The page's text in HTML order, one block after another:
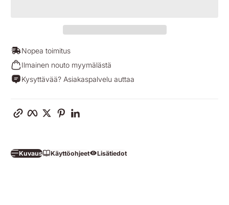
Nopea toimitus
Ilmainen nouto myymälästä
Kysyttävää? Asiakaspalvelu auttaa
FacebookTwitterPinterest
Kuvaus Käyttöohjeet Lisätiedot